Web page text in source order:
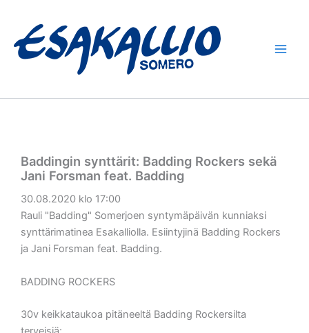
sisältöön
Baddingin synttärit: Badding Rockers sekä
Jani Forsman feat. Badding
30.08.2020 klo 17:00
Rauli "Badding" Somerjoen syntymäpäivän kunniaksi
synttärimatinea Esakalliolla. Esiintyjinä Badding Rockers
ja Jani Forsman feat. Badding.
BADDING ROCKERS
30v keikkataukoa pitäneeltä Badding Rockersilta